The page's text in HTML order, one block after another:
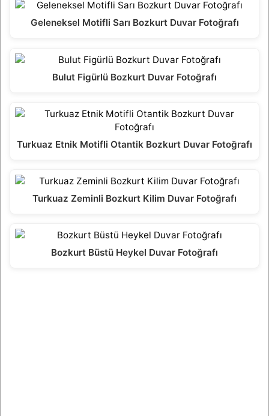
Geleneksel Motifli Sarı Bozkurt Duvar Fotoğrafı
Bulut Figürlü Bozkurt Duvar Fotoğrafı
Turkuaz Etnik Motifli Otantik Bozkurt Duvar Fotoğrafı
Turkuaz Zeminli Bozkurt Kilim Duvar Fotoğrafı
Bozkurt Büstü Heykel Duvar Fotoğrafı